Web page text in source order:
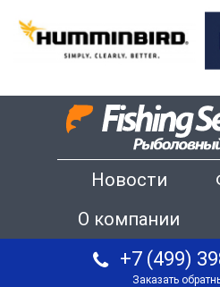
Новости
О компании
+7 (499)
Заказать